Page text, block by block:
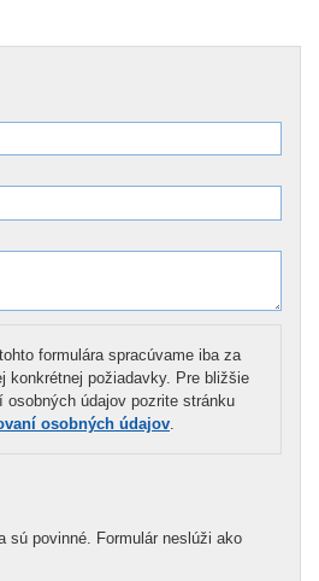
formulára spracúvame iba za
konkrétnej požiadavky. Pre bližšie
osobných údajov pozrite stránku
osobných údajov
sú povinné. Formulár neslúži ako